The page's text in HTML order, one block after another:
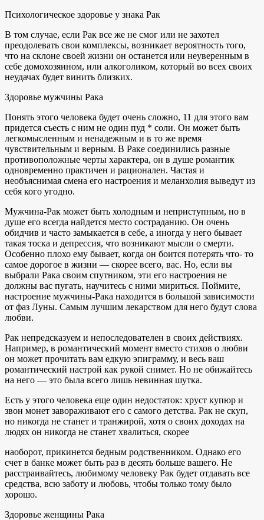
Психологическое здоровье у знака Рак
В том случае, если Рак все же не смог или не захотел
преодолевать свои комплексы, возникает вероятность того,
что на склоне своей жизни он останется или неуверенным в
себе домохозяином, или алкоголиком, который во всех своих
неудачах будет винить близких.
Здоровье мужчины Рака
Понять этого человека будет очень сложно, 11 для этого вам
придется съесть с ним не один пуд * соли. Он может быть
легкомысленным и ненадежным и в то же время
чувствительным и верным. В Раке соединились разные
противоположные черты характера, он в душе романтик
одновременно практичен и рационален. Частая и
необъяснимая смена его настроения и меланхолия выведут из
себя кого угодно.
Мужчина-Рак может быть холодным и неприступным, но в
душе его всегда найдется место состраданию. Он очень
обидчив и часто замыкается в себе, а иногда у него бывает
такая тоска и депрессия, что возникают мысли о смерти.
Особенно плохо ему бывает, когда он боится потерять что- то
самое дорогое в жизни — скорее всего, вас. Но, если вы
выбрали Рака своим спутником, эти его настроения не
должны вас пугать, научитесь с ними мириться. Поймите,
настроение мужчины-Рака находится в большой зависимости
от фаз Луны. Самым лучшим лекарством для него будут слова
любви.
Рак непредсказуем и непоследователен в своих действиях.
Например, в романтический момент вместо стихов о любви
он может прочитать вам едкую эпиграмму, и весь ваш
романтический настрой как рукой снимет. Но не обижайтесь
на него — это была всего лишь невинная шутка.
Есть у этого человека еще один недостаток: хруст купюр и
звон монет завораживают его с самого детства. Рак не скуп,
но никогда не станет и транжирой, хотя о своих доходах на
людях он никогда не станет хвалиться, скорее
наоборот, прикинется бедным родственником. Однако его
счет в банке может быть раз в десять больше вашего. Не
расстраивайтесь, любимому человеку Рак будет отдавать все
средства, всю заботу и любовь, чтобы только тому было
хорошо.
Здоровье женщины Рака